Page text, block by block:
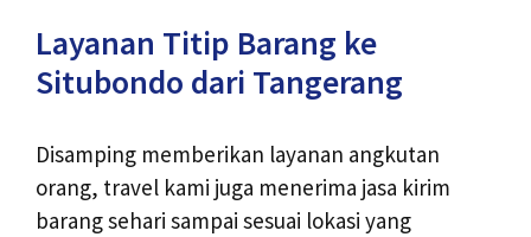
Layanan Titip Barang ke
Situbondo dari Tangerang
Disamping memberikan layanan angkutan
orang, travel kami juga menerima jasa kirim
barang sehari sampai sesuai lokasi yang